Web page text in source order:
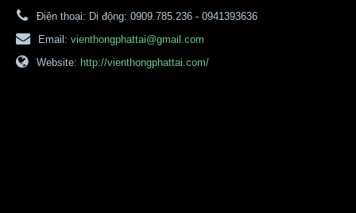
Điện thoại: Di động: 0909.785.236 - 0941393636
Email: vienthongphattai@gmail.com
Website: http://vienthongphattai.com/